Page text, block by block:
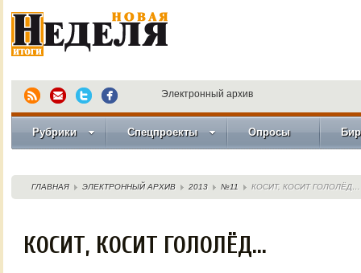
Электронный архив
Рубрики Спецпроекты Опросы
ГЛАВНАЯ ЭЛЕКТРОННЫЙ АРХИВ 2013 №11 КОСИТ, КОСИТ ГОЛОЛЁД…
КОСИТ, КОСИТ ГОЛОЛЁД…